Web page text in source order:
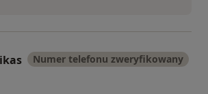
Numer telefonu zweryfikowany